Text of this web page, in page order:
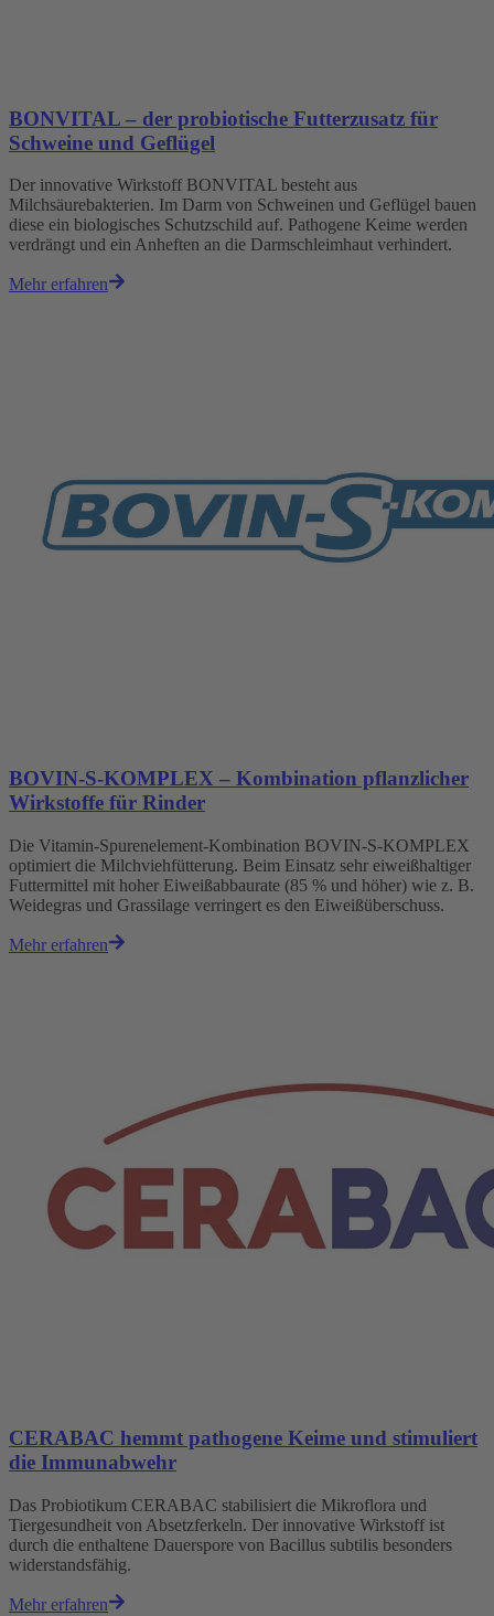
BONVITAL – der probiotische Futterzusatz für
Schweine und Geflügel
Der innovative Wirkstoff BONVITAL besteht aus
Milchsäurebakterien. Im Darm von Schweinen und Geflügel bauen
diese ein biologisches Schutzschild auf. Pathogene Keime werden
verdrängt und ein Anheften an die Darmschleimhaut verhindert.
Mehr erfahren
BOVIN-S-KOMPLEX – Kombination pflanzlicher
Wirkstoffe für Rinder
Die Vitamin-Spurenelement-Kombination BOVIN-S-KOMPLEX
optimiert die Milchviehfütterung. Beim Einsatz sehr eiweißhaltiger
Futtermittel mit hoher Eiweißabbaurate (85 % und höher) wie z. B.
Weidegras und Grassilage verringert es den Eiweißüberschuss.
Mehr erfahren
CERABAC hemmt pathogene Keime und stimuliert
die Immunabwehr
Das Probiotikum CERABAC stabilisiert die Mikroflora und
Tiergesundheit von Absetzferkeln. Der innovative Wirkstoff ist
durch die enthaltene Dauerspore von Bacillus subtilis besonders
widerstandsfähig.
Mehr erfahren